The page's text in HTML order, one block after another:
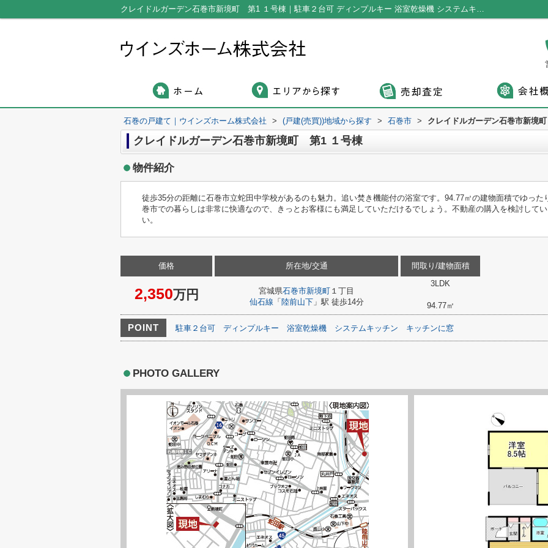
クレイドルガーデン石巻市新境町 第1 １号棟｜駐車２台可 ディンプルキー 浴室乾燥機 システムキッチン キッチンに窓｜石巻の戸建て｜ウインズホーム株式会社
石巻の戸建て｜ウインズホーム株式会社 > (戸建(売買))地域から探す > 石巻市 > クレイドルガーデン石巻市新境
クレイドルガーデン石巻市新境町 第1 １号棟
物件紹介
徒歩35分の距離に石巻市立蛇田中学校があるのも魅力。追い焚き機能付の浴室です。94.77㎡の建物面積でゆっ
巻市での暮らしは非常に快適なので、きっとお客様にも満足していただけるでしょう。不動産の購入を検討して
い。
価格
2,350万円
所在地/交通
宮城県石巻市新境町 １丁目
仙石線 「 陸前山下」駅 徒歩14分
間取り/建物面積
3LDK
94.77㎡
POINT 駐車２台可 ディンプルキー 浴室乾燥機 システムキッチン キッチンに窓
PHOTO GALLERY